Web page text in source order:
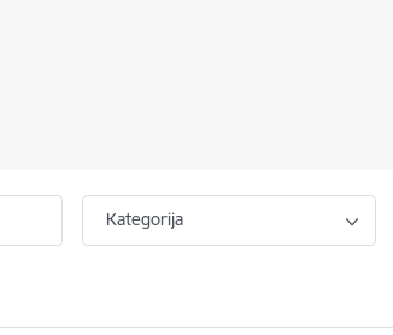
Kategorija